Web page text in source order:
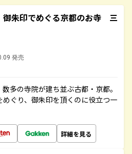
朱印でめぐる京都のお寺 三
発売
多の寺院が建ち並ぶ古都・京都。
ぐり、御朱印を頂くのに役立つ一
詳細を見る